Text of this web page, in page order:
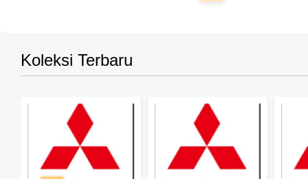
Koleksi Terbaru